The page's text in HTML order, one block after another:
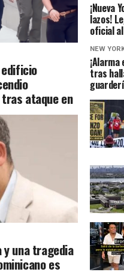
edificio
ataque en
y una tragedia
es
¡Nueva
lazos!
oficial
NEW
tras